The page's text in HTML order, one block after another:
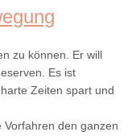
zu können. Er will
Es ist
Zeiten spart und
den ganzen